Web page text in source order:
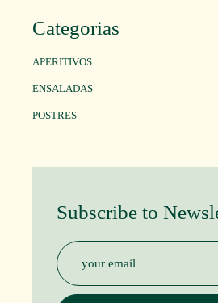
Categorias
APERITIVOS
ENSALADAS
POSTRES
Subscribe to